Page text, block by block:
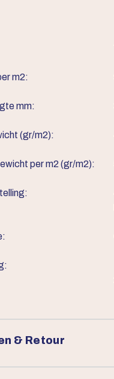
m2:
mm:
(gr/m2):
per m2 (gr/m2):
& Retour